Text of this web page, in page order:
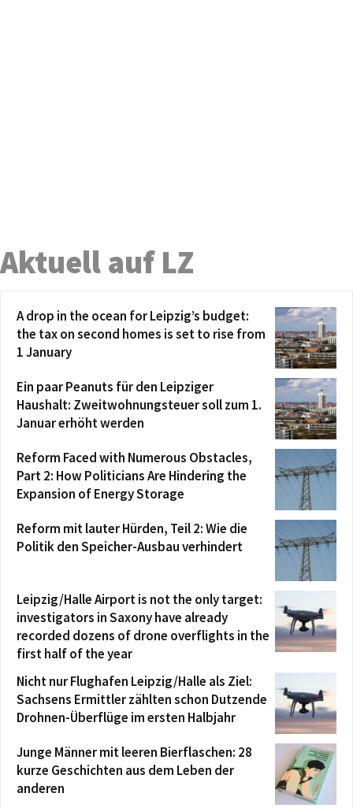
Aktuell auf LZ
A drop in the ocean for Leipzig’s budget:
the tax on second homes is set to rise from
1 January
Ein paar Peanuts für den Leipziger
Haushalt: Zweitwohnungsteuer soll zum 1.
Januar erhöht werden
Reform Faced with Numerous Obstacles,
Part 2: How Politicians Are Hindering the
Expansion of Energy Storage
Reform mit lauter Hürden, Teil 2: Wie die
Politik den Speicher-Ausbau verhindert
Leipzig/Halle Airport is not the only target:
investigators in Saxony have already
recorded dozens of drone overflights in the
first half of the year
Nicht nur Flughafen Leipzig/Halle als Ziel:
Sachsens Ermittler zählten schon Dutzende
Drohnen-Überflüge im ersten Halbjahr
Junge Männer mit leeren Bierflaschen: 28
kurze Geschichten aus dem Leben der
anderen